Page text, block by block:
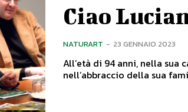
Ciao
NATURART - 23 GENNAIO 2023
All’età di 94 anni, nella sua
nell’abbraccio della sua